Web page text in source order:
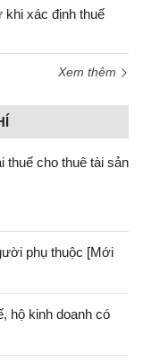
khi xác định thuế
Xem thêm
thuế cho thuê tài sản
phụ thuộc [Mới
hộ kinh doanh có